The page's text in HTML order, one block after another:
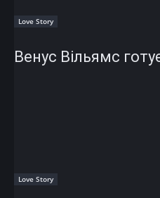
Love Story
Венус Вільямс
Love Story